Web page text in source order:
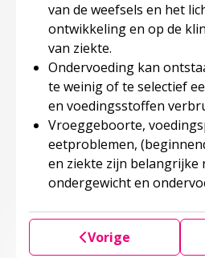
van de weefsels en het
ontwikkeling en op de
van ziekte.
Ondervoeding kan
te weinig of te selectief
en voedingsstoffen
Vroeggeboorte,
eetproblemen,
en ziekte zijn
ondergewicht en
Vorige